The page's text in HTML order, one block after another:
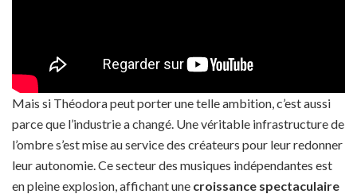
Mais si Théodora peut porter une telle ambition, c’est aussi
parce que l’industrie a changé. Une véritable infrastructure de
l’ombre s’est mise au service des créateurs pour leur redonner
leur autonomie. Ce secteur des musiques indépendantes est
en pleine explosion, affichant une croissance spectaculaire